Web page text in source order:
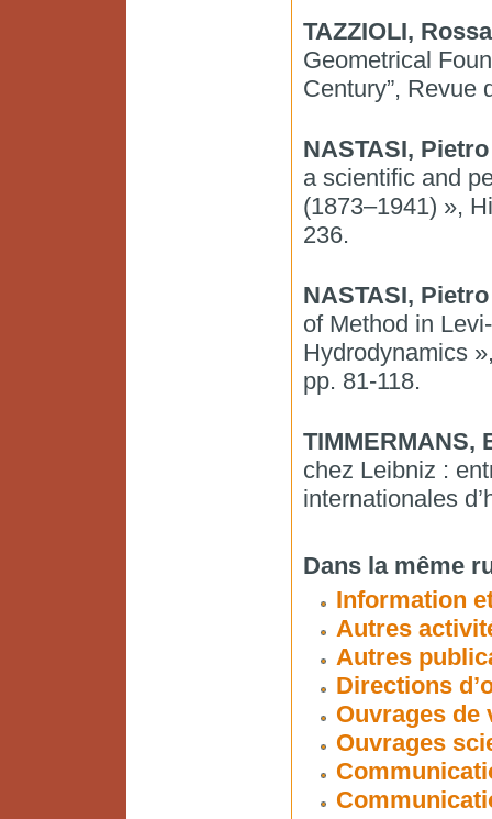
TAZZIOLI,
Geometrical
Century”, Revue
NASTASI, Pietro
a scientific and
(1873–1941) »,
236.
NASTASI, Pietro
of Method in
Hydrodynamics
pp. 81-118.
TIMMERMANS,
chez Leibniz :
internationales
Dans la même
Information
Autres
Autres
Directions
Ouvrages de
Ouvrages